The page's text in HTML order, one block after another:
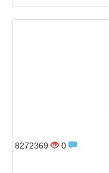
8272369